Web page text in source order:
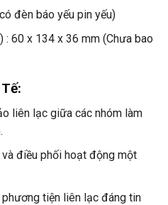
đèn báo yếu pin yếu)
: 60 x 134 x 36 mm (Chưa bao
liên lạc giữa các nhóm làm
điều phối hoạt động một
tiện liên lạc đáng tin